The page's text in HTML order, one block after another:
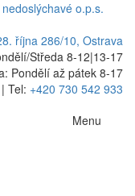
října 286/10, Ostrava
Středa 8-12|13-17
Pondělí až pátek 8-17
| Tel: +420 730 542 933
Menu